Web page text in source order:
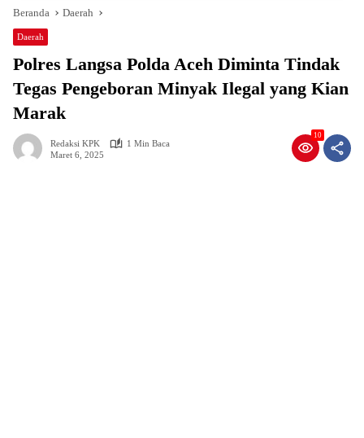
Beranda Daerah
Daerah
Polres Langsa Polda Aceh Diminta Tindak
Tegas Pengeboran Minyak Ilegal yang Kian
Marak
Redaksi KPK
1 Min Baca
Maret 6, 2025
10